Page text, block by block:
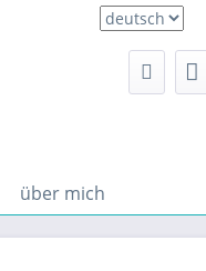
deutsch
über mich